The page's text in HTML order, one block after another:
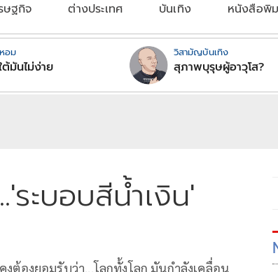
ษฐกิจ ต่างประเทศ บันเทิง หนังสือพิ
อม
มันไม่ง่าย
วิสามัญบันเทิง
สุภาพบุรุษผู้อาวุโส?
ะบอบสีน้ำเงิน'
คงต้องยอมรับว่า...โลกทั้งโลก มันกำลังเคลื่อน